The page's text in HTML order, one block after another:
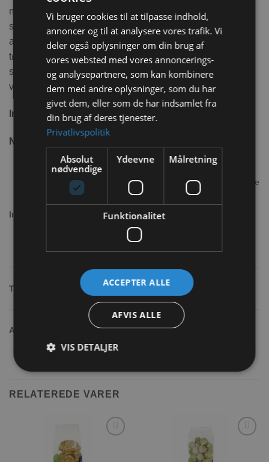
med særlige kostbehov. Dens velsmagende og varierede
sammensætning omfatter sunde havefrø, forskellige
aromatiske urter (selleri, oregano, timian og basilikum) og
tørrede blomster (såsom kamille og calendula). Dette
sammen med den sprøde konsistens gør pinden særligt
velsmagende.
Indhold: 1x160g
Næringsindhold:
Ingredienser:
eng og bjerggræs, æblekød, boghvede,
derivater af vegetabilsk oprindelse, grønne
ærter, havefrø (fennikel, koriander, kløver,
basilikum, spinat, persille, gulerod, radise,
marksalat, vild rucola, hvid salat), røde
linser, linfrø, haveurter (selleri, oregano,
timian, basilikum), vegetabilske
Tilsætningsstoffer:
vitamin A – 2000 IE, vitamin D3 – 150 IE,
vitamin E – 20 mg, konserveringsmiddel
Analytisk indhold:
protein – 11,2%, fedt – 5%, fiber – 11,1%,
aske – 2,8%, calcium – 0,15%, fosfor –
RELATEREDE VARER
Vi bruger cookies til at tilpasse indhold,
annoncer og til at analysere vores trafik. Vi
deler også oplysninger om din brug af
vores websted med vores annoncerings-
og analysepartnere, som kan kombinere
dem med andre oplysninger, som du har
givet dem, eller som de har indsamlet fra
din brug af deres tjenester.
Privatlivspolitik
Absolut
nødvendige
Ydeevne Målretning
Funktionalitet
ACCEPTER ALLE
AFVIS ALLE
VIS DETALJER